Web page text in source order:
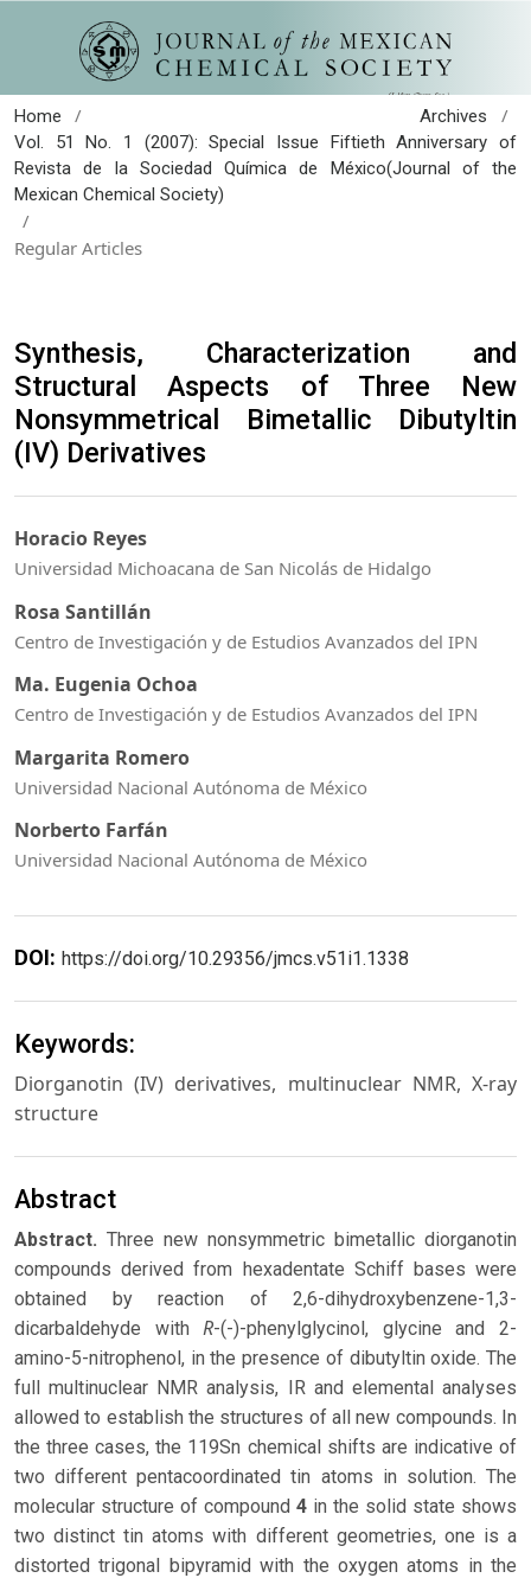
Home / Archives /
Vol. 51 No. 1 (2007): Special Issue Fiftieth Anniversary of
Revista de la Sociedad Química de México(Journal of the
Mexican Chemical Society)
/
Regular Articles
Synthesis, Characterization and
Structural Aspects of Three New
Nonsymmetrical Bimetallic Dibutyltin
(IV) Derivatives
Horacio Reyes
Universidad Michoacana de San Nicolás de Hidalgo
Rosa Santillán
Centro de Investigación y de Estudios Avanzados del IPN
Ma. Eugenia Ochoa
Centro de Investigación y de Estudios Avanzados del IPN
Margarita Romero
Universidad Nacional Autónoma de México
Norberto Farfán
Universidad Nacional Autónoma de México
DOI: https://doi.org/10.29356/jmcs.v51i1.1338
Keywords:
Diorganotin (IV) derivatives, multinuclear NMR, X-ray
structure
Abstract
Abstract. Three new nonsymmetric bimetallic diorganotin
compounds derived from hexadentate Schiff bases were
obtained by reaction of 2,6-dihydroxybenzene-1,3-
dicarbaldehyde with R-(-)-phenylglycinol, glycine and 2-
amino-5-nitrophenol, in the presence of dibutyltin oxide. The
full multinuclear NMR analysis, IR and elemental analyses
allowed to establish the structures of all new compounds. In
the three cases, the 119Sn chemical shifts are indicative of
two different pentacoordinated tin atoms in solution. The
molecular structure of compound 4 in the solid state shows
two distinct tin atoms with different geometries, one is a
distorted trigonal bipyramid with the oxygen atoms in the